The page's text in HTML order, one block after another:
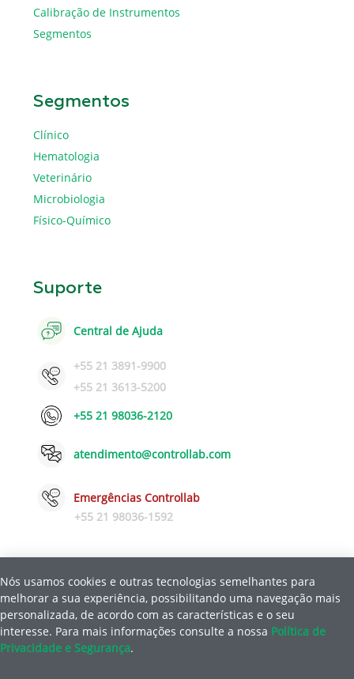
Calibração de Instrumentos
Segmentos
Segmentos
Clínico
Hematologia
Veterinário
Microbiologia
Físico-Químico
Suporte
Central de Ajuda
+55 21 3891-9900
+55 21 3613-5200
+55 21 98036-2120
atendimento@controllab.com
Emergências Controllab
+55 21 98036-1592
Política de Privacidade e Segurança|Ajuda
© Copyright 2026 Controllab Controle de Qualidade para Laboratórios
Nós usamos cookies e outras tecnologias semelhantes para
melhorar a sua experiência, possibilitando uma navegação mais
personalizada, de acordo com as características e o seu
interesse. Para mais informações consulte a nossa Política de
Privacidade e Segurança.